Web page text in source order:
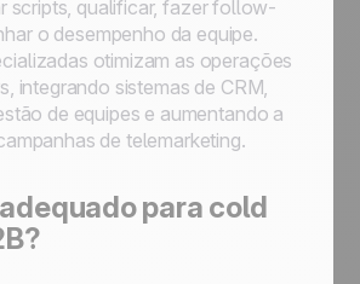
scripts, qualificar, fazer follow-
o desempenho da equipe.
otimizam as operações
integrando sistemas de CRM,
de equipes e aumentando a
de telemarketing.
para cold